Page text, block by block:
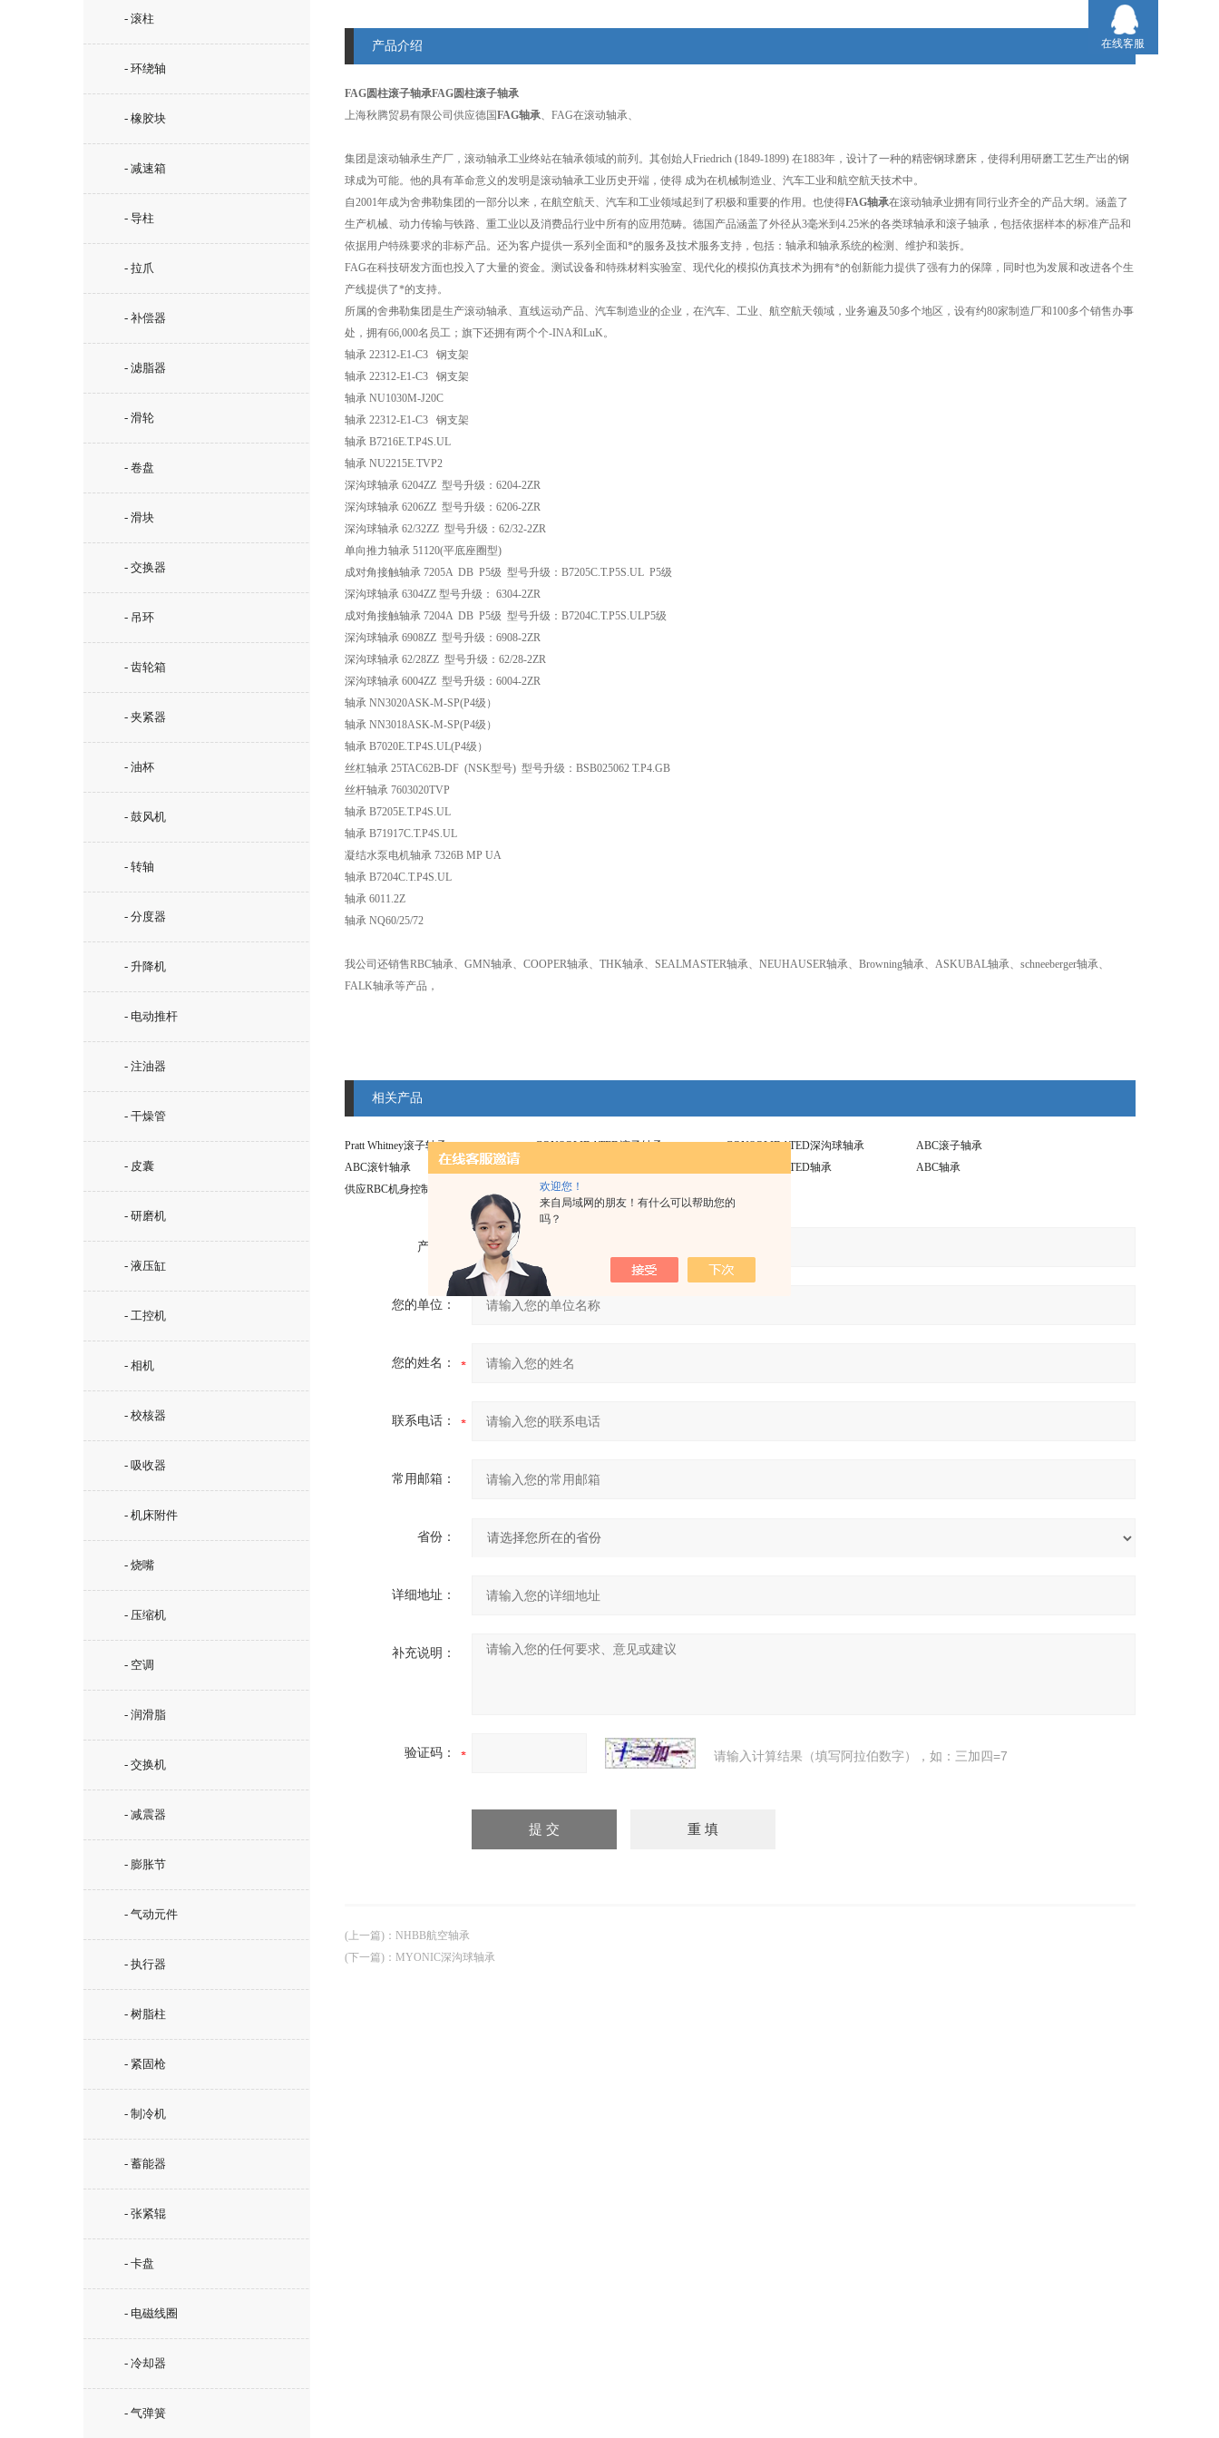
欢迎您！
来自局域网的朋友！有什么可以帮助您的
吗？
- 滚柱
- 环绕轴
- 橡胶块
- 减速箱
- 导柱
- 拉爪
- 补偿器
- 滤脂器
- 滑轮
- 卷盘
- 滑块
- 交换器
- 吊环
- 齿轮箱
- 夹紧器
- 油杯
- 鼓风机
- 转轴
- 分度器
- 升降机
- 电动推杆
- 注油器
- 干燥管
- 皮囊
- 研磨机
- 液压缸
- 工控机
- 相机
- 校核器
- 吸收器
- 机床附件
- 烧嘴
- 压缩机
- 空调
- 润滑脂
- 交换机
- 减震器
- 膨胀节
- 气动元件
- 执行器
- 树脂柱
- 紧固枪
- 制冷机
- 蓄能器
- 张紧辊
- 卡盘
- 电磁线圈
- 冷却器
- 气弹簧
产品介绍
FAG圆柱滚子轴承FAG圆柱滚子轴承
上海秋腾贸易有限公司供应德国FAG轴承、FAG在滚动轴承、
集团是滚动轴承生产厂，滚动轴承工业终站在轴承领域的前列。其创始人Friedrich (1849-1899) 在1883年，设计了一种的精密钢球磨床，使得利用研磨工艺生产出的钢
球成为可能。他的具有革命意义的发明是滚动轴承工业历史开端，使得 成为在机械制造业、汽车工业和航空航天技术中。
自2001年成为舍弗勒集团的一部分以来，在航空航天、汽车和工业领域起到了积极和重要的作用。也使得FAG轴承在滚动轴承业拥有同行业齐全的产品大纲。涵盖了
生产机械、动力传输与铁路、重工业以及消费品行业中所有的应用范畴。德国产品涵盖了外径从3毫米到4.25米的各类球轴承和滚子轴承，包括依据样本的标准产品和
依据用户特殊要求的非标产品。还为客户提供一系列全面和*的服务及技术服务支持，包括：轴承和轴承系统的检测、维护和装拆。
FAG在科技研发方面也投入了大量的资金。测试设备和特殊材料实验室、现代化的模拟仿真技术为拥有*的创新能力提供了强有力的保障，同时也为发展和改进各个生
产线提供了*的支持。
所属的舍弗勒集团是生产滚动轴承、直线运动产品、汽车制造业的企业，在汽车、工业、航空航天领域，业务遍及50多个地区，设有约80家制造厂和100多个销售办事
处，拥有66,000名员工；旗下还拥有两个个-INA和LuK。
轴承 22312-E1-C3 钢支架
轴承 22312-E1-C3 钢支架
轴承 NU1030M-J20C
轴承 22312-E1-C3 钢支架
轴承 B7216E.T.P4S.UL
轴承 NU2215E.TVP2
深沟球轴承 6204ZZ 型号升级：6204-2ZR
深沟球轴承 6206ZZ 型号升级：6206-2ZR
深沟球轴承 62/32ZZ 型号升级：62/32-2ZR
单向推力轴承 51120(平底座圈型)
成对角接触轴承 7205A DB P5级 型号升级：B7205C.T.P5S.UL P5级
深沟球轴承 6304ZZ 型号升级： 6304-2ZR
成对角接触轴承 7204A DB P5级 型号升级：B7204C.T.P5S.ULP5级
深沟球轴承 6908ZZ 型号升级：6908-2ZR
深沟球轴承 62/28ZZ 型号升级：62/28-2ZR
深沟球轴承 6004ZZ 型号升级：6004-2ZR
轴承 NN3020ASK-M-SP(P4级）
轴承 NN3018ASK-M-SP(P4级）
轴承 B7020E.T.P4S.UL(P4级）
丝杠轴承 25TAC62B-DF (NSK型号) 型号升级：BSB025062 T.P4.GB
丝杆轴承 7603020TVP
轴承 B7205E.T.P4S.UL
轴承 B71917C.T.P4S.UL
凝结水泵电机轴承 7326B MP UA
轴承 B7204C.T.P4S.UL
轴承 6011.2Z
轴承 NQ60/25/72
我公司还销售RBC轴承、GMN轴承、COOPER轴承、THK轴承、SEALMASTER轴承、NEUHAUSER轴承、Browning轴承、ASKUBAL轴承、schneeberger轴承、
FALK轴承等产品，
相关产品
Pratt Whitney滚子轴承 CONSOLIDATED滚子轴承 CONSOLIDATED深沟球轴承
ABC滚子轴承
ABC滚针轴承
CONSOLIDATED轴承
ABC轴承
供应RBC机身控制轴承
ATEC轴承
产品：
您的单位：
您的姓名：
联系电话：
常用邮箱：
省份：
详细地址：
补充说明：
验证码： 请输入计算结果（填写阿拉伯数字），如：三加四=7
(上一篇) ： NHBB航空轴承
(下一篇) ： MYONIC深沟球轴承
在线客服